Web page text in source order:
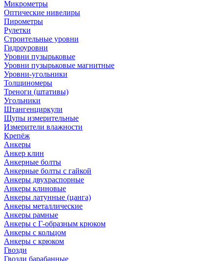
Микрометры
Оптические нивелиры
Пирометры
Рулетки
Строительные уровни
Гидроуровни
Уровни пузырьковые
Уровни пузырьковые магнитные
Уровни-угольники
Толщиномеры
Треноги (штативы)
Угольники
Штангенциркули
Щупы измерительные
Измерители влажности
Крепёж
Анкеры
Анкер клин
Анкерные болты
Анкерные болты с гайкой
Анкеры двухраспорные
Анкеры клиновые
Анкеры латунные (цанга)
Анкеры металлические
Анкеры рамные
Анкеры с Г-образным крюком
Анкеры с кольцом
Анкеры с крюком
Гвозди
Гвозди барабанные